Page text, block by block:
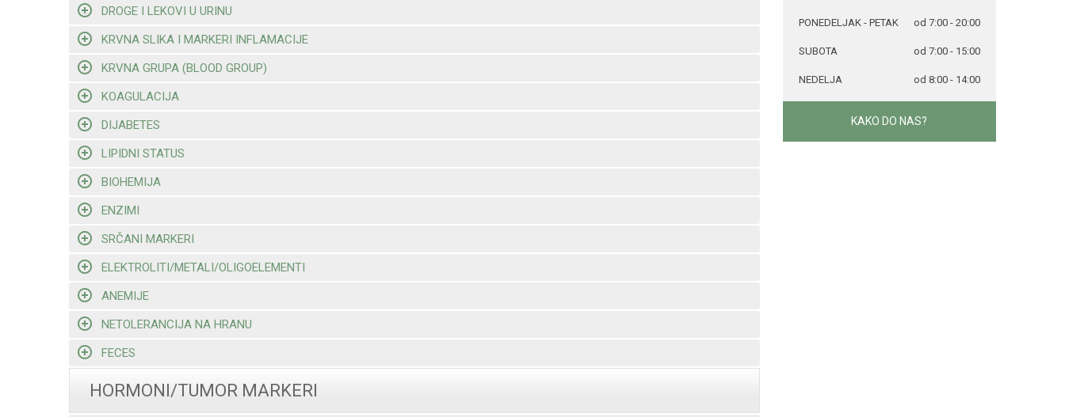
DROGE I LEKOVI U URINU
KRVNA SLIKA I MARKERI INFLAMACIJE
KRVNA GRUPA (BLOOD GROUP)
KOAGULACIJA
DIJABETES
LIPIDNI STATUS
BIOHEMIJA
ENZIMI
SRČANI MARKERI
ELEKTROLITI/METALI/OLIGOELEMENTI
ANEMIJE
NETOLERANCIJA NA HRANU
FECES
HORMONI/TUMOR MARKERI
PONEDELJAK - PETAK od 7:00 - 20:00
SUBOTA od 7:00 - 15:00
NEDELJA od 8:00 - 14:00
KAKO DO NAS?